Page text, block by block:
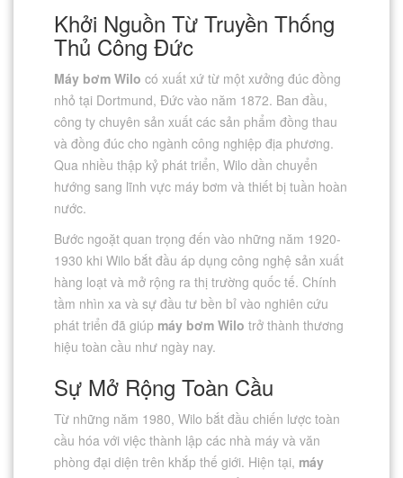
Khởi Nguồn Từ Truyền Thống
Thủ Công Đức
Máy bơm Wilo có xuất xứ từ một xưởng đúc đồng
nhỏ tại Dortmund, Đức vào năm 1872. Ban đầu,
công ty chuyên sản xuất các sản phẩm đồng thau
và đồng đúc cho ngành công nghiệp địa phương.
Qua nhiều thập kỷ phát triển, Wilo dần chuyển
hướng sang lĩnh vực máy bơm và thiết bị tuần hoàn
nước.
Bước ngoặt quan trọng đến vào những năm 1920-
1930 khi Wilo bắt đầu áp dụng công nghệ sản xuất
hàng loạt và mở rộng ra thị trường quốc tế. Chính
tầm nhìn xa và sự đầu tư bền bỉ vào nghiên cứu
phát triển đã giúp máy bơm Wilo trở thành thương
hiệu toàn cầu như ngày nay.
Sự Mở Rộng Toàn Cầu
Từ những năm 1980, Wilo bắt đầu chiến lược toàn
cầu hóa với việc thành lập các nhà máy và văn
phòng đại diện trên khắp thế giới. Hiện tại, máy